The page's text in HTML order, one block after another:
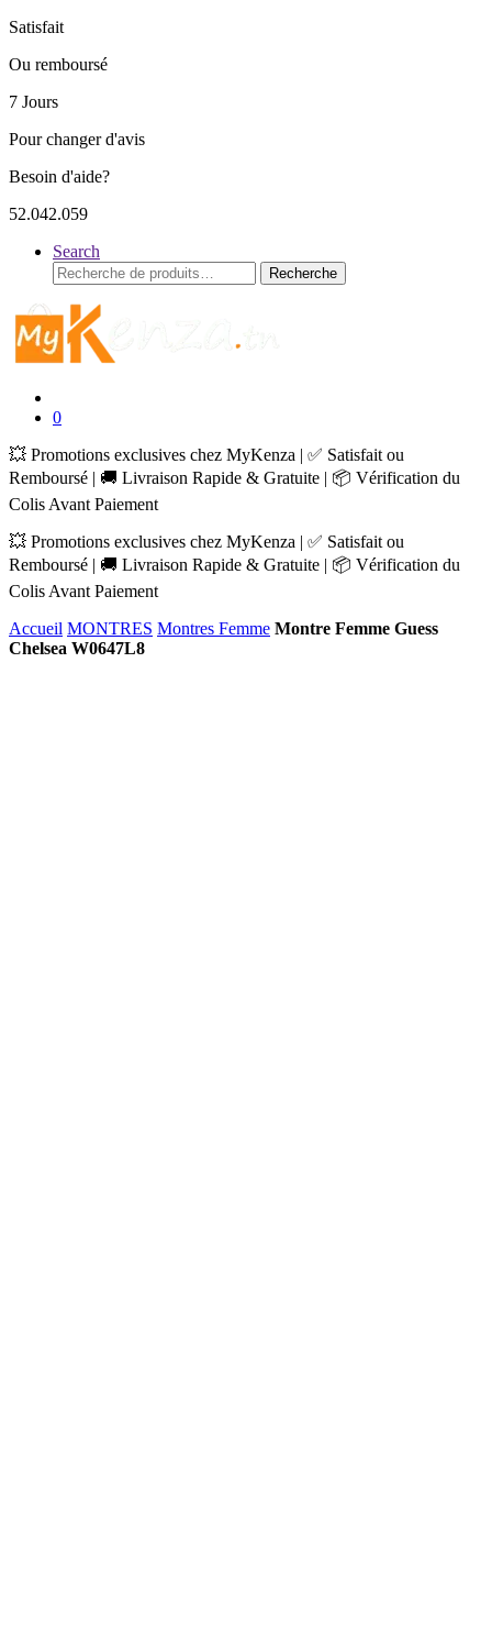
Satisfait
Ou remboursé
7 Jours
Pour changer d'avis
Besoin d'aide?
52.042.059
Search
Recherche
pour :
Recherche
0
💥 Promotions exclusives chez MyKenza | ✅ Satisfait ou
Remboursé | 🚚 Livraison Rapide & Gratuite | 📦 Vérification du
Colis Avant Paiement
💥 Promotions exclusives chez MyKenza | ✅ Satisfait ou
Remboursé | 🚚 Livraison Rapide & Gratuite | 📦 Vérification du
Colis Avant Paiement
Accueil MONTRES Montres Femme Montre Femme Guess
Chelsea W0647L8